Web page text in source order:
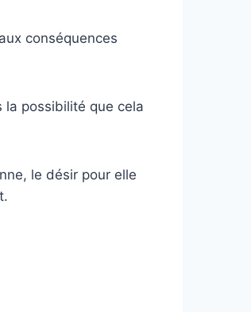
conséquences
possibilité que cela
le désir pour elle